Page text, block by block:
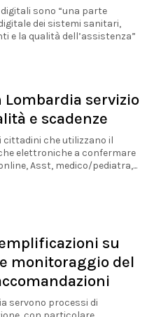
sono “una parte
dei sistemi sanitari,
e la qualità dell’assistenza”
servizio
e scadenze
cittadini che utilizzano il
elettroniche a confermare
Asst, medico/pediatra,...
su
monitoraggio del
servono processi di